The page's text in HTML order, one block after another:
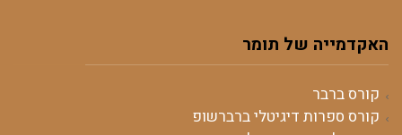
האקדמייה של תומר
קורס ברבר
קורס ספרות דיגיטלי ברברשופ